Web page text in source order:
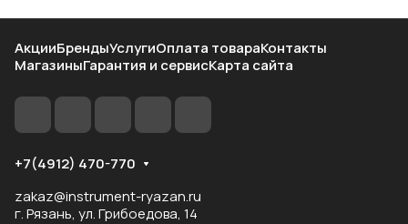
АкцииБрендыУслугиОплата товараКонтакты
МагазиныГарантия и сервисКарта сайта
+7(4912) 470-770
zakaz@instrument-ryazan.ru
г. Рязань, ул. Грибоедова, 14